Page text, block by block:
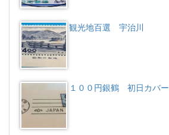
観光地百選 宇治川
１００円銀鶴 初日カバー